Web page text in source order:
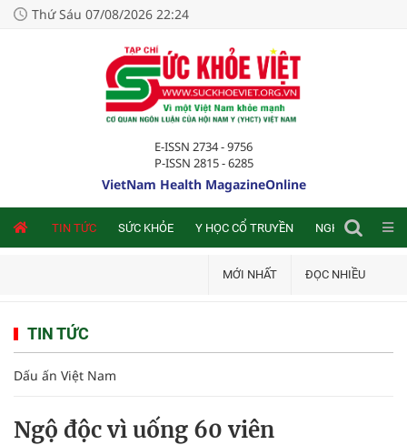
Thứ Sáu 07/08/2026 22:24
E-ISSN 2734 - 9756
P-ISSN 2815 - 6285
VietNam Health MagazineOnline
TIN TỨC SỨC KHỎE Y HỌC CỔ TRUYỀN NGHIÊN CỨU
MỚI NHẤT ĐỌC NHIỀU
TIN TỨC
Dấu ấn Việt Nam
Ngộ độc vì uống 60 viên